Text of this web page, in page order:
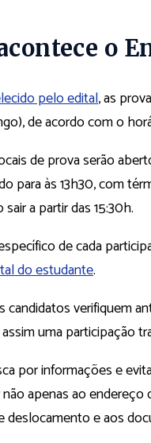
o
pelo edital, as
de acordo com o
de prova serão
para às 13h30, com
a partir das 15:30h.
de cada
do estudante.
candidatos verifiquem
uma participação
por informações e
apenas ao
e aos